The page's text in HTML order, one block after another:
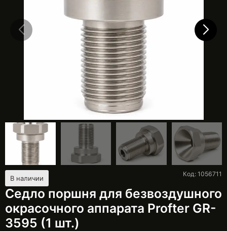
В наличии
Седло поршня для безвоздушного
окрасочного аппарата Profter GR-
3595 (1 шт.)
Код: 1056711